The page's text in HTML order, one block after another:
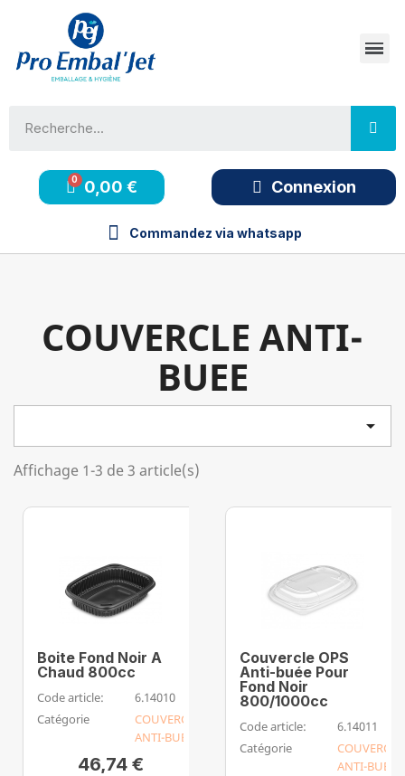
0,00 € Connexion
Commandez via whatsapp
COUVERCLE ANTI-
BUEE

Affichage 1-3 de 3 article(s)
Boite Fond Noir A
Chaud 800cc
Code article:
6.14010
Catégorie
COUVERCLE
ANTI-BUEE
46,74 €
Couvercle OPS
Anti-buée Pour
Fond Noir
800/1000cc
Code article:
6.14011
Catégorie
COUVERCLE
ANTI-BUEE